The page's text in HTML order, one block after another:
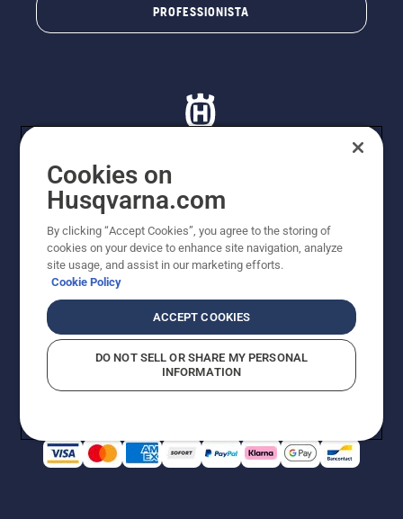
PROFESSIONISTA
© Husqvarna AB (publ). Tutti i diritti riservati. I prezzi
Husqvarna Schweiz AG per i rivenditori specializzati
aderenti all’iniziativa, prezzi in CHF comprensivi di IVA
all’ 8,1% e TRA. Con riserva di modifica. Tutti i prezzi
indicati sono prezzi al dettaglio consigliati (IVA inclusa),
a meno che il prodotto non sia disponibile per l'acquisto
Informativa sulla privacyRiferimentiCGVF Negozio online
Segnalazione di presunte violazioni
Cookies on
Husqvarna.com
By clicking “Accept Cookies”, you agree to the storing of
cookies on your device to enhance site navigation, analyze
site usage, and assist in our marketing efforts.
Cookie Policy
ACCEPT COOKIES
DO NOT SELL OR SHARE MY PERSONAL
INFORMATION